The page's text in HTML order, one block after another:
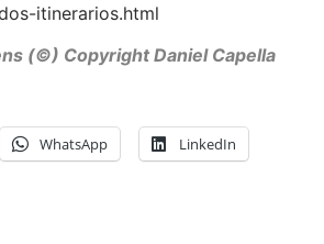
itinerarios.html
(©) Copyright Daniel Capella
WhatsApp LinkedIn